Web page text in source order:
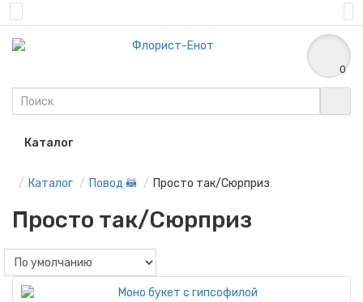
0
Каталог
Каталог Повод 🦝 Просто так/Сюрприз
Просто так/Сюрприз